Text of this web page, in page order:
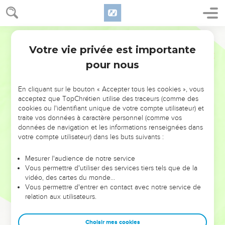
NE MANQUEZ PAS L’ÉVÉNEMENT
DE L’ANNÉE !
ET SI LEURS ERREURS POUVAIENT VOUS ÉVITER LES
VOTRES ?
leur foi ou leur vision. Mais on voit moins les doutes, les erreurs
et les saisons difficiles qu'ils ont traversés, alors même que ce
sont elles qui les ont façonnés.
Dans cette conférence, leaders, entrepreneurs, et responsables
clés pour avancer avec plus de sagesse afin que leurs erreurs
Votre vie privée est importante
pour nous
En cliquant sur le bouton « Accepter tous les cookies », vous
acceptez que TopChrétien utilise des traceurs (comme des
cookies ou l'identifiant unique de votre compte utilisateur) et
traite vos données à caractère personnel (comme vos
données de navigation et les informations renseignées dans
votre compte utilisateur) dans les buts suivants :
Mesurer l'audience de notre service
Vous permettre d'utiliser des services tiers tels que de la
vidéo, des cartes du monde…
Vous permettre d'entrer en contact avec notre service de
relation aux utilisateurs.
Choisir mes cookies